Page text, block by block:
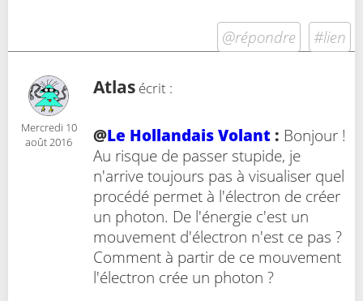
@répondre #lien
Mercredi 10
août 2016
Atlas écrit :
@Le Hollandais Volant : Bonjour !
Au risque de passer stupide, je
n'arrive toujours pas à visualiser quel
procédé permet à l'électron de créer
un photon. De l'énergie c'est un
mouvement d'électron n'est ce pas ?
Comment à partir de ce mouvement
l'électron crée un photon ?